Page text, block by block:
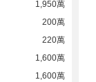
1,950萬
200萬
220萬
1,600萬
1,600萬